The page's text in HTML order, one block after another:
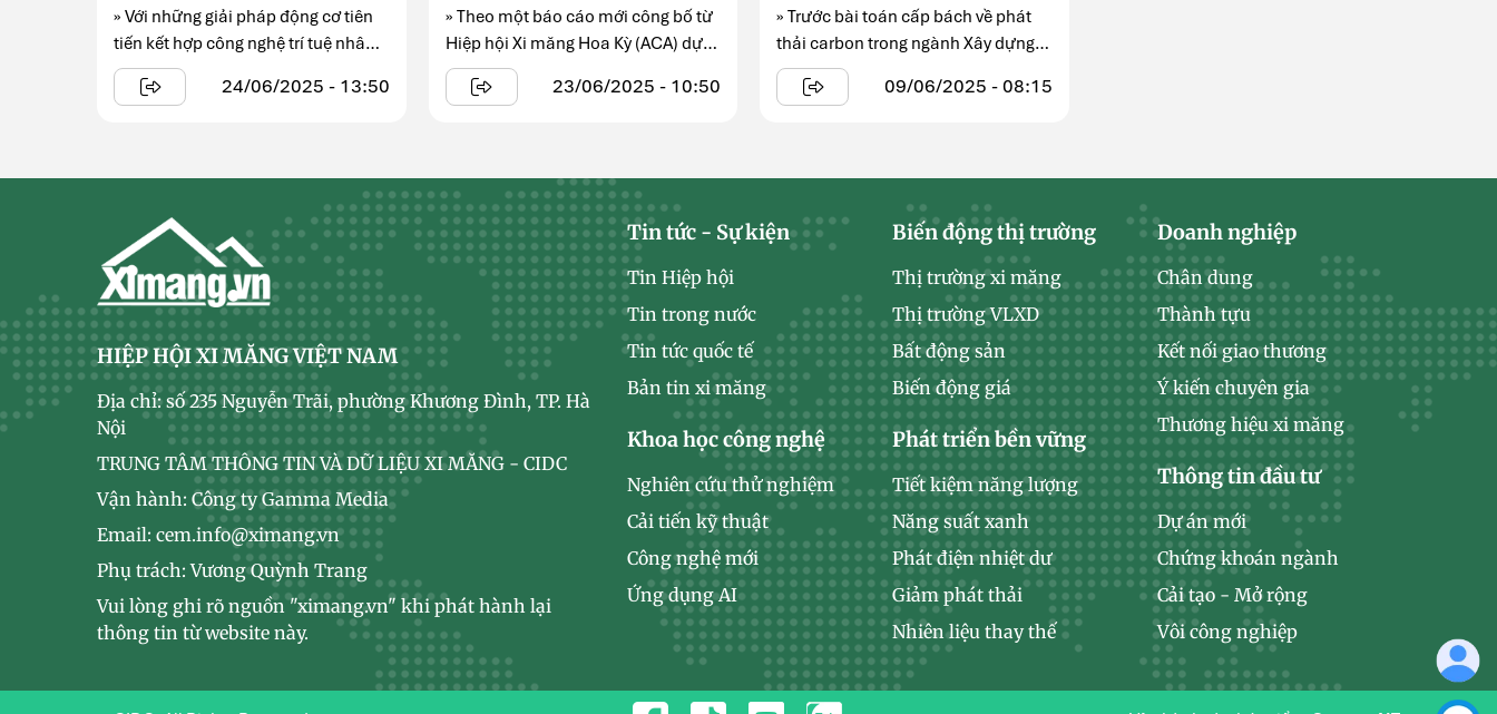
» Với những giải pháp động cơ tiên
tiến kết hợp công nghệ trí tuệ nhân
tạo, ...
24/06/2025 - 13:50
» Theo một báo cáo mới công bố từ
Hiệp hội Xi măng Hoa Kỳ (ACA) dự
báo rằng, trong ...
23/06/2025 - 10:50
» Trước bài toán cấp bách về phát
thải carbon trong ngành Xây dựng,
...
09/06/2025 - 08:15
HIỆP HỘI XI MĂNG VIỆT NAM
Địa chỉ: số 235 Nguyễn Trãi, phường Khương Đình, TP. Hà
Nội
TRUNG TÂM THÔNG TIN VÀ DỮ LIỆU XI MĂNG - CIDC
Vận hành: Công ty Gamma Media
Email: cem.info@ximang.vn
Phụ trách: Vương Quỳnh Trang
Vui lòng ghi rõ nguồn "ximang.vn" khi phát hành lại
thông tin từ website này.
Tin tức - Sự kiện
Tin Hiệp hội
Tin trong nước
Tin tức quốc tế
Bản tin xi măng
Khoa học công nghệ
Nghiên cứu thử nghiệm
Cải tiến kỹ thuật
Công nghệ mới
Ứng dụng AI
Biến động thị trường
Thị trường xi măng
Thị trường VLXD
Bất động sản
Biến động giá
Phát triển bền vững
Tiết kiệm năng lượng
Năng suất xanh
Phát điện nhiệt dư
Giảm phát thải
Nhiên liệu thay thế
Doanh nghiệp
Chân dung
Thành tựu
Kết nối giao thương
Ý kiến chuyên gia
Thương hiệu xi măng
Thông tin đầu tư
Dự án mới
Chứng khoán ngành
Cải tạo - Mở rộng
Vôi công nghiệp